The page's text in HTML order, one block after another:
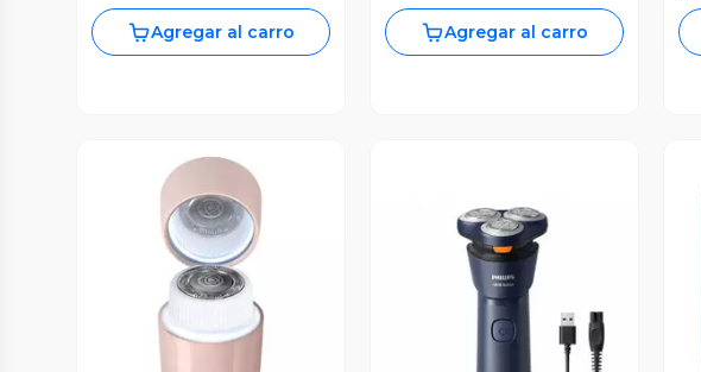
Agregar al carro Agregar al carro
Vista Previa
Vista Previa